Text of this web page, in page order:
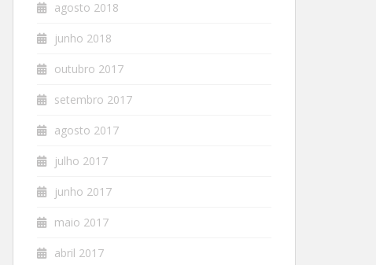
agosto 2018
junho 2018
outubro 2017
setembro 2017
agosto 2017
julho 2017
junho 2017
maio 2017
abril 2017